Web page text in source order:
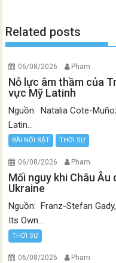
Related posts
06/08/2026 Pham
Nỗ lực âm thầm của
vực Mỹ Latinh
Nguồn: Natalia Cote-
Latin...
BÀI NỔI BẬT THỜI SỰ
06/08/2026 Pham
Mối nguy khi Châu
Ukraine
Nguồn: Franz-Stefan
Its Own...
THỜI SỰ
06/08/2026 Pham